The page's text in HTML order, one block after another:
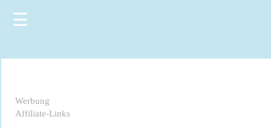
☰
Werbung
Affiliate-Links